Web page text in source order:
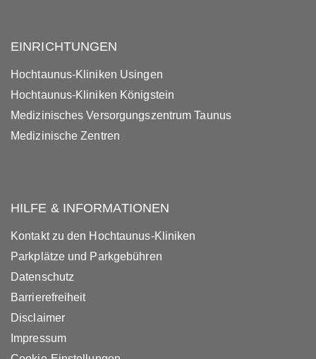
EINRICHTUNGEN
Hochtaunus-Kliniken Usingen
Hochtaunus-Kliniken Königstein
Medizinisches Versorgungszentrum Taunus
Medizinische Zentren
HILFE & INFORMATIONEN
Kontakt zu den Hochtaunus-Kliniken
Parkplätze und Parkgebühren
Datenschutz
Barrierefreiheit
Disclaimer
Impressum